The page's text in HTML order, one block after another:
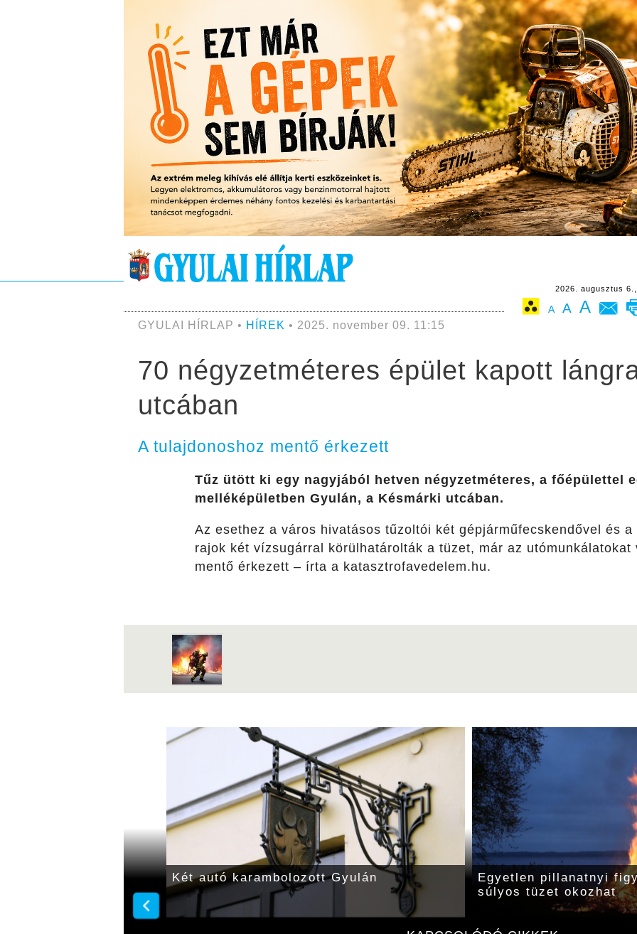
2026. augusztus
A A A
GYULAI HÍRLAP • HÍREK • 2025. november 09. 11:15
70 négyzetméteres épület kapott
utcában
A tulajdonoshoz mentő érkezett
Tűz ütött ki egy nagyjából hetven négyzetméteres, a főépülettel
melléképületben Gyulán, a Késmárki utcában.
Az esethez a város hivatásos tűzoltói két gépjárműfecskendővel és
rajok két vízsugárral körülhatárolták a tüzet, már az utómunkálatokat
mentő érkezett – írta a katasztrofavedelem.hu.
Két autó karambolozott Gyulán
Egyetlen pillanatnyi
súlyos tüzet okozhat